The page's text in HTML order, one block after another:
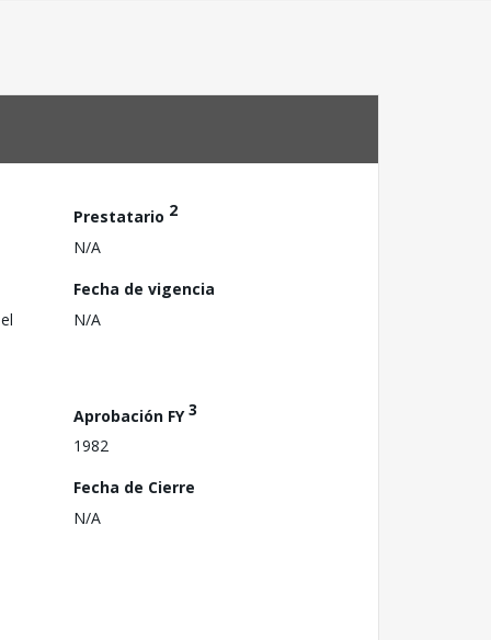
Prestatario 2
N/A
Fecha de vigencia
N/A
Aprobación FY3
1982
Fecha de Cierre
N/A